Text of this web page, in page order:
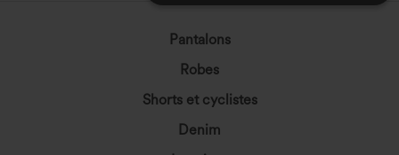
Pantalons
Robes
Shorts et cyclistes
Denim